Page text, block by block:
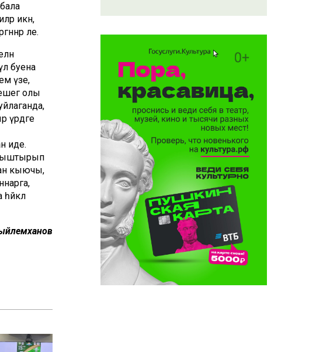
икән,
әле.
буена
үзе, ә
олы
үрдәге
иде.
кыючы,
узачак. Анда республиканың
күрше Чувашия, Мари Эл
республикаларыннан иҗат
коллективлары катнаша.